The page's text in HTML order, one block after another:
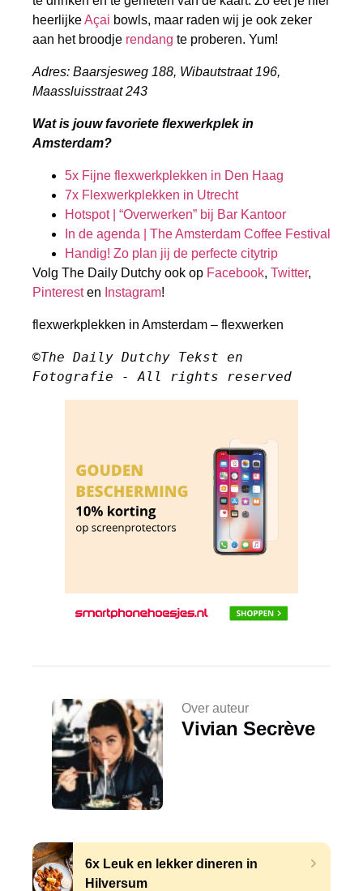
heerlijkeAçai bowls, maar raden wij je ook zeker
aan het broodje rendang te proberen. Yum!
Adres: Baarsjesweg 188, Wibautstraat 196,
Maassluisstraat 243
Wat is jouw favoriete flexwerkplek in
Amsterdam?
5x Fijne flexwerkplekken in Den Haag
7x Flexwerkplekken in Utrecht
Hotspot | “Overwerken” bij Bar Kantoor
In de agenda | The Amsterdam Coffee Festival
Handig! Zo plan jij de perfecte citytrip
Volg The Daily Dutchy ook op Facebook, Twitter,
Pinteresten Instagram!
flexwerkplekken in Amsterdam – flexwerken
©The Daily Dutchy Tekst en
Fotografie - All rights reserved
Over auteur
Vivian Secrève
6x Leuk en lekker dineren in
Hilversum